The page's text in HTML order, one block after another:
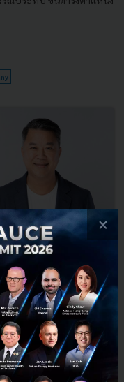
to
technology
×